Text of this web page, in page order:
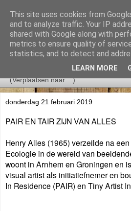
donderdag 21 februari 2019
PAIR EN TAIR ZIJN VAN ALLES
Henry Alles (1965) verzeilde na
Ecologie in de wereld van
woont in Arnhem en Groningen en
visual artist als initiatiefnemer en
In Residence (PAIR) en Tiny Artist
This site uses cookies from
and to analyze traffic. Your IP
shared with Google along with
metrics to ensure quality of
statistics, and to detect and
LEARN MORE